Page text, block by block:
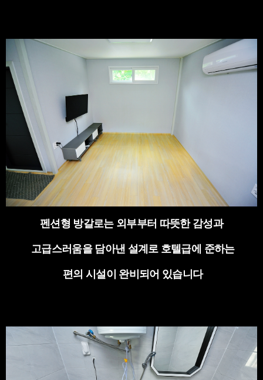
펜션형 방갈로는 외부부터 따뜻한 감성과
고급스러움을 담아낸 설계로 호텔급에 준하는
편의 시설이 완비되어 있습니다